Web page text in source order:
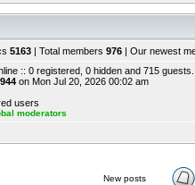
5163 | Total members 976 | Our newest
:: 0 registered, 0 hidden and 715 guests.
on Mon Jul 20, 2026 00:02 am
users
moderators
New posts